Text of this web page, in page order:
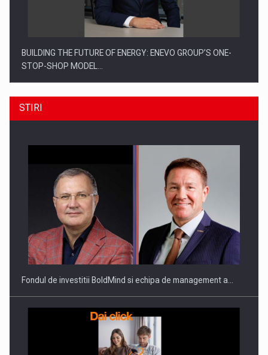
BUILDING THE FUTURE OF ENERGY: ENEVO GROUP’S ONE-
STOP-SHOP MODEL…
ROOTED IN ROMANIA, BUILT TO DELIVER TECHNOLOGY FOR
THE…
STIRI
Fondul de investitii BoldMind si echipa de management a…